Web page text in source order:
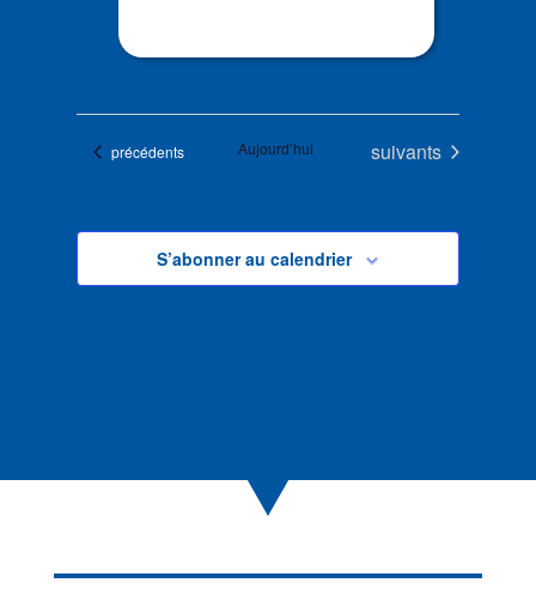
Évènements
précédents Aujourd’hui Évènements
suivants
S’abonner au calendrier